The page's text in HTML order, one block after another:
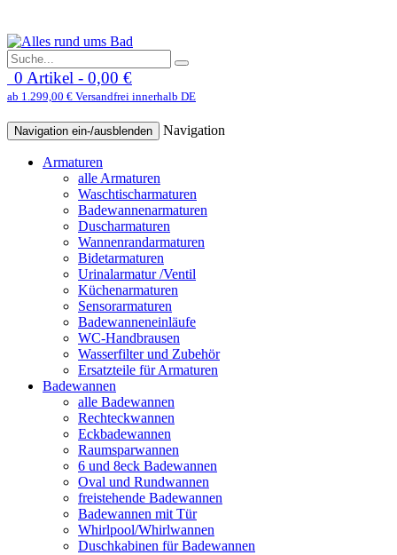
0 Artikel - 0,00 €
ab 1.299,00 € Versandfrei innerhalb DE
Navigation ein-/ausblenden Navigation
Armaturen
alle Armaturen
Waschtischarmaturen
Badewannenarmaturen
Duscharmaturen
Wannenrandarmaturen
Bidetarmaturen
Urinalarmatur /Ventil
Küchenarmaturen
Sensorarmaturen
Badewanneneinläufe
WC-Handbrausen
Wasserfilter und Zubehör
Ersatzteile für Armaturen
Badewannen
alle Badewannen
Rechteckwannen
Eckbadewannen
Raumsparwannen
6 und 8eck Badewannen
Oval und Rundwannen
freistehende Badewannen
Badewannen mit Tür
Whirlpool/Whirlwannen
Duschkabinen für Badewannen